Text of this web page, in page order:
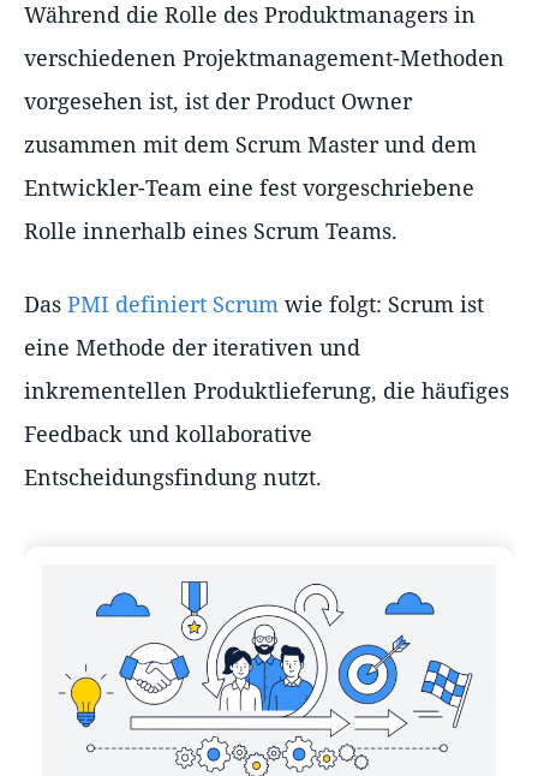
Während die Rolle des Produktmanagers in
verschiedenen Projektmanagement-Methoden
vorgesehen ist, ist der Product Owner
zusammen mit dem Scrum Master und dem
Entwickler-Team eine fest vorgeschriebene
Rolle innerhalb eines Scrum Teams.
Das PMI definiert Scrum wie folgt: Scrum ist
eine Methode der iterativen und
inkrementellen Produktlieferung, die häufiges
Feedback und kollaborative
Entscheidungsfindung nutzt.